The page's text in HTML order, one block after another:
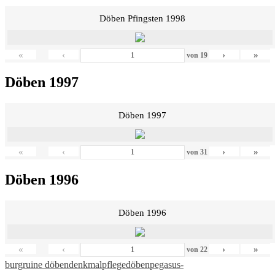
Döben Pfingsten 1998
« ‹ von 19 › »
Döben 1997
Döben 1997
« ‹ von 31 › »
Döben 1996
Döben 1996
« ‹ von 22 › »
burgruine döbendenkmalpflegedöbenpegasus-